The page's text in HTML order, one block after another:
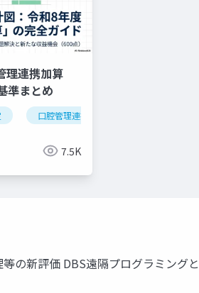
機能分化 クリニック経営
理連携加算
準まとめ
口腔管理連携加算
7.5K
の新評価 DBS遠隔プログラミング